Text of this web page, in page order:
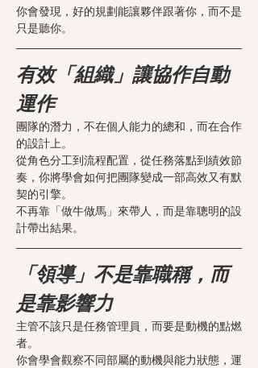
你會發現，好的規劃能讓夥伴跟著你，而不是
只是聽你。
有效「組織」讓協作自動
運作
團隊的潛力，不在個人能力的總和，而在合作
的設計上。
從角色分工到流程配置，從任務落點到績效節
奏，你將學會如何把團隊變成一部高效又有默
契的引擎。
不再靠「做牛做馬」來帶人，而是靠聰明的設
計帶出結果。
「領導」不是靠職稱，而
是靠影響力
主管不該只是任務管理員，而要是動機的點燃
者。
你會學會觀察不同部屬的動機與能力狀態，運